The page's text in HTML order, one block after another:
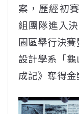
案，歷經初
組團隊進入
園區舉行決
設計學系「
成記》奪得金